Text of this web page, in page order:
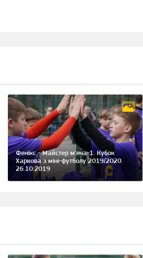
Фенікс - Майстер м'яча-1. Кубок
Харкова з міні-футболу 2019/2020.
26.10.2019